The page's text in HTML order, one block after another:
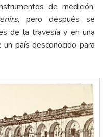
de medición.
, pero después se
de la travesía y en una
país desconocido para